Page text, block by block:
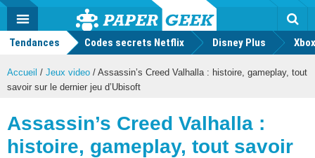
Actu
geek
MENU
Tendances Codes secrets Netflix Disney Plus
Accueil / Jeux video / Assassin’s Creed Valhalla : histoire, gameplay, tout
savoir sur le dernier jeu d’Ubisoft
Assassin’s Creed Valhalla :
histoire, gameplay, tout savoir
Mode
FacebookTwitter Youtube